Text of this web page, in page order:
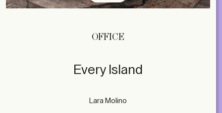
OFFICE
Every Island
Lara Molino